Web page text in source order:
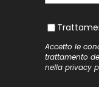
Accetto le
trattamento
nella privacy